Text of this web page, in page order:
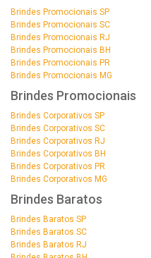
Brindes Promocionais SP
Brindes Promocionais SC
Brindes Promocionais RJ
Brindes Promocionais BH
Brindes Promocionais PR
Brindes Promocionais MG
Brindes Promocionais
Brindes Corporativos SP
Brindes Corporativos SC
Brindes Corporativos RJ
Brindes Corporativos BH
Brindes Corporativos PR
Brindes Corporativos MG
Brindes Baratos
Brindes Baratos SP
Brindes Baratos SC
Brindes Baratos RJ